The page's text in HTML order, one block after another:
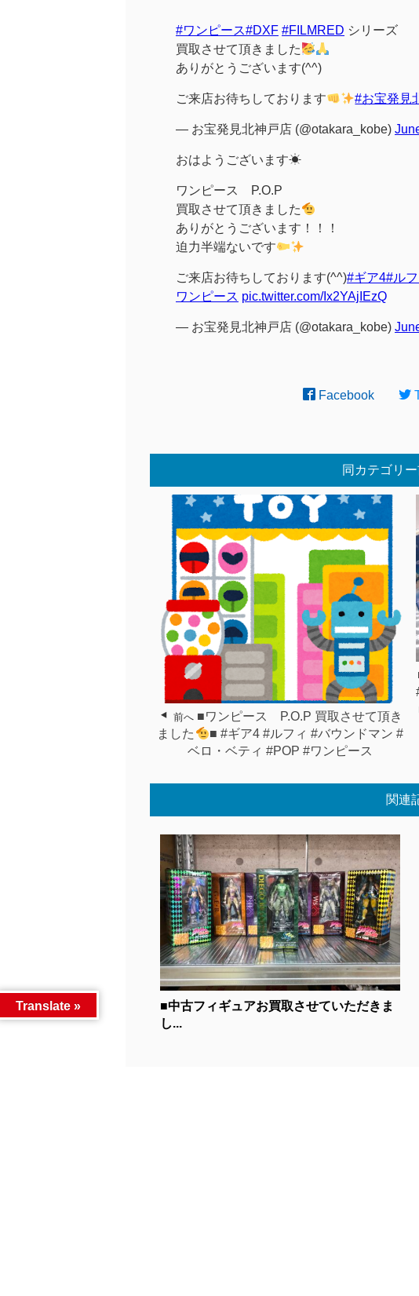
#ワンピース#DXF #FILMRED シリーズ
買取させて頂きました
ありがとうございます(^^)
ご来店お待ちしております #お宝発見
— お宝発見北神戸店 (@otakara_kobe)
おはようございます☀
ワンピース P.O.P
買取させて頂きました
ありがとうございます！！！
迫力半端ないです
ご来店お待ちしております(^^)#ギア4#ルフ
ワンピース pic.twitter.com/Ix2YAjIEzQ
— お宝発見北神戸店 (@otakara_kobe)
Facebook
同カテゴリ
前へ ■ワンピース P.O.P 買取させて頂き
ました
■ #ギア4 #ルフィ #バウンドマン #
ベロ・ベティ #POP #ワンピース
関連
■中古フィギュアお買取させていただきま
し...
Translate »